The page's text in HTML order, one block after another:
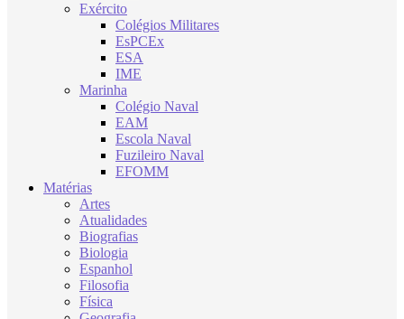
Exército
Colégios Militares
EsPCEx
ESA
IME
Marinha
Colégio Naval
EAM
Escola Naval
Fuzileiro Naval
EFOMM
Matérias
Artes
Atualidades
Biografias
Biologia
Espanhol
Filosofia
Física